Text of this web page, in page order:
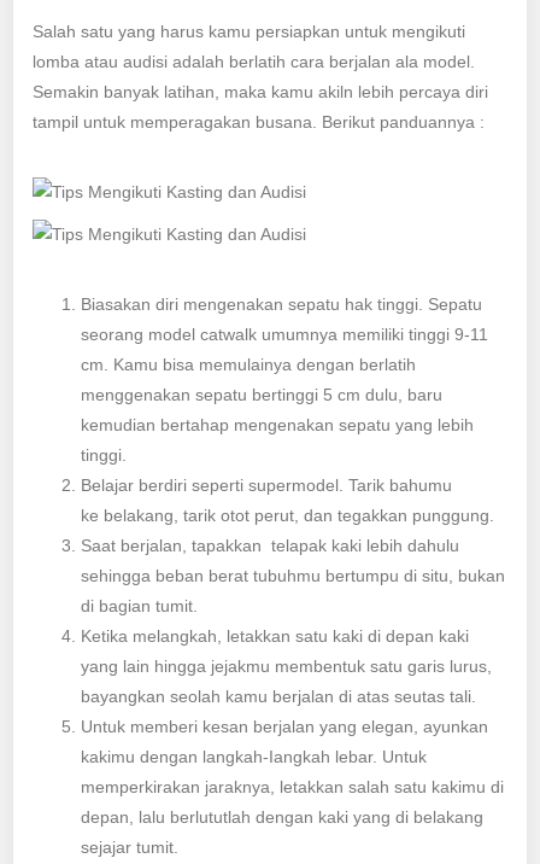
Salah satu yang harus kamu persiapkan untuk mengikuti
lomba atau audisi adalah berlatih cara berjalan ala model.
Semakin banyak latihan, maka kamu akiln lebih percaya diri
tampil untuk memperagakan busana. Berikut panduannya :
Biasakan diri mengenakan sepatu hak tinggi. Sepatu
seorang model catwalk umumnya memiliki tinggi 9-11
cm. Kamu bisa memulainya dengan berlatih
menggenakan sepatu bertinggi 5 cm dulu, baru
kemudian bertahap mengenakan sepatu yang lebih
tinggi.
Belajar berdiri seperti supermodel. Tarik bahumu
ke belakang, tarik otot perut, dan tegakkan punggung.
Saat berjalan, tapakkan telapak kaki lebih dahulu
sehingga beban berat tubuhmu bertumpu di situ, bukan
di bagian tumit.
Ketika melangkah, letakkan satu kaki di depan kaki
yang lain hingga jejakmu membentuk satu garis lurus,
bayangkan seolah kamu berjalan di atas seutas tali.
Untuk memberi kesan berjalan yang elegan, ayunkan
kakimu dengan langkah-Iangkah lebar. Untuk
memperkirakan jaraknya, letakkan salah satu kakimu di
depan, lalu berlututlah dengan kaki yang di belakang
sejajar tumit.